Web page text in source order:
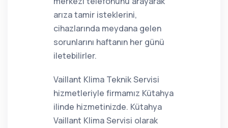
arıza tamir isteklerini,
cihazlarında meydana gelen
sorunlarını haftanın her günü
iletebilirler.
Vaillant Klima Teknik Servisi
hizmetleriyle firmamız Kütahya
ilinde hizmetinizde. Kütahya
Vaillant Klima Servisi olarak